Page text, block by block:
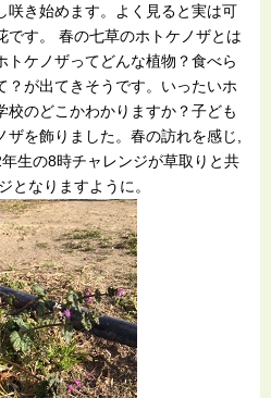
咲き始めます。よく見ると実は可
です。 春の七草のホトケノザとは
トケノザってどんな植物？食べら
？が出てきそうです。いったいホ
校のどこかわかりますか？子ども
を飾りました。春の訪れを感じ,
生の8時チャレンジが草取りと共
となりますように。